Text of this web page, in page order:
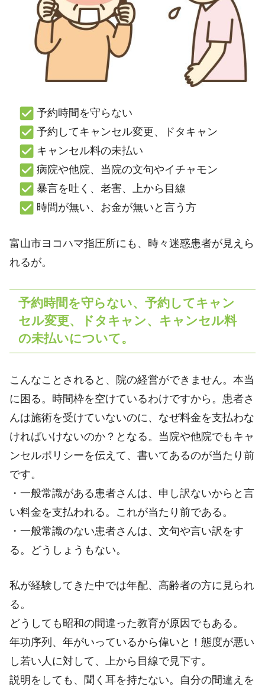
予約時間を守らない
予約してキャンセル変更、ドタキャン
キャンセル料の未払い
病院や他院、当院の文句やイチャモン
暴言を吐く、老害、上から目線
時間が無い、お金が無いと言う方
富山市ヨコハマ指圧所にも、時々迷惑患者が見えら
れるが。
予約時間を守らない、予約してキャン
セル変更、ドタキャン、キャンセル料
の未払いについて。
こんなことされると、院の経営ができません。本当
に困る。時間枠を空けているわけですから。患者さ
んは施術を受けていないのに、なぜ料金を支払わな
ければいけないのか？となる。当院や他院でもキャ
ンセルポリシーを伝えて、書いてあるのが当たり前
です。
・一般常識がある患者さんは、申し訳ないからと言
い料金を支払われる。これが当たり前である。
・一般常識のない患者さんは、文句や言い訳をす
る。どうしょうもない。
私が経験してきた中では年配、高齢者の方に見られ
る。
どうしても昭和の間違った教育が原因でもある。
年功序列、年がいっているから偉いと！態度が悪い
し若い人に対して、上から目線で見下す。
説明をしても、聞く耳を持たない。自分の間違えを